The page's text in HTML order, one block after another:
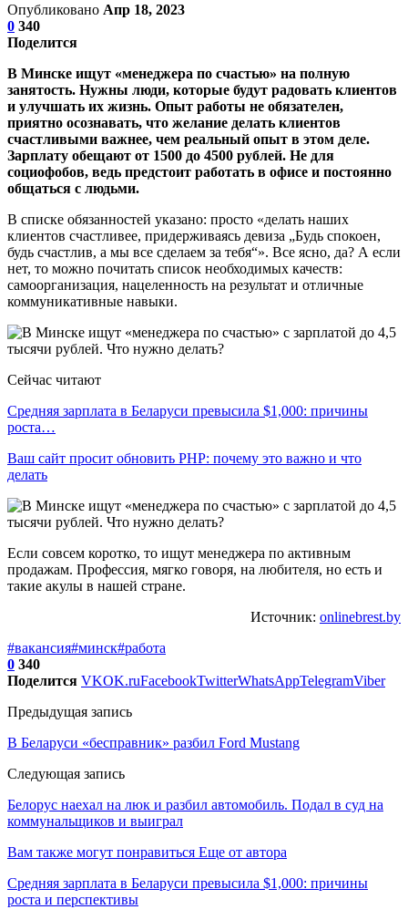
Опубликовано Апр 18, 2023
0 340
Поделится
В Минске ищут «менеджера по счастью» на полную
занятость. Нужны люди, которые будут радовать клиентов
и улучшать их жизнь. Опыт работы не обязателен,
приятно осознавать, что желание делать клиентов
счастливыми важнее, чем реальный опыт в этом деле.
Зарплату обещают от 1500 до 4500 рублей. Не для
социофобов, ведь предстоит работать в офисе и постоянно
общаться с людьми.
В списке обязанностей указано: просто «делать наших
клиентов счастливее, придерживаясь девиза „Будь спокоен,
будь счастлив, а мы все сделаем за тебя“». Все ясно, да? А если
нет, то можно почитать список необходимых качеств:
самоорганизация, нацеленность на результат и отличные
коммуникативные навыки.
Сейчас читают
Средняя зарплата в Беларуси превысила $1,000: причины
роста…
Ваш сайт просит обновить PHP: почему это важно и что
делать
Если совсем коротко, то ищут менеджера по активным
продажам. Профессия, мягко говоря, на любителя, но есть и
такие акулы в нашей стране.
Источник: onlinebrest.by
#вакансия#минск#работа
0 340
Поделится VKOK.ruFacebookTwitterWhatsAppTelegramViber
Предыдущая запись
В Беларуси «бесправник» разбил Ford Mustang
Следующая запись
Белорус наехал на люк и разбил автомобиль. Подал в суд на
коммунальщиков и выиграл
Вам также могут понравиться Еще от автора
Средняя зарплата в Беларуси превысила $1,000: причины
роста и перспективы